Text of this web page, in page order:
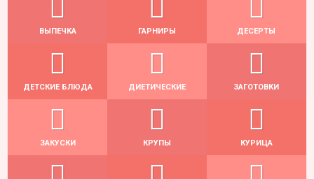
ВЫПЕЧКА ГАРНИРЫ ДЕСЕРТЫ
ДЕТСКИЕ БЛЮДА ДИЕТИЧЕСКИЕ ЗАГОТОВКИ
ЗАКУСКИ КРУПЫ КУРИЦА